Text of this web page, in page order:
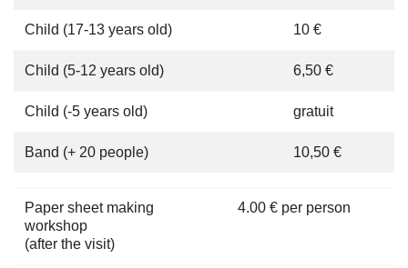
Child (17-13 years old) 10 €
Child (5-12 years old) 6,50 €
Child (-5 years old) gratuit
Band (+ 20 people) 10,50 €
Paper sheet making
workshop
(after the visit)
4.00 € per person